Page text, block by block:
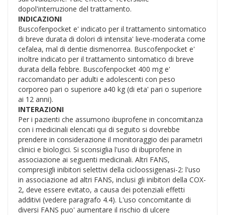
dopol'interruzione del trattamento.
INDICAZIONI
Buscofenpocket e' indicato per il trattamento sintomatico
di breve durata di dolori di intensita' lieve-moderata come
cefalea, mal di dentie dismenorrea. Buscofenpocket e'
inoltre indicato per il trattamento sintomatico di breve
durata della febbre. Buscofenpocket 400 mg e'
raccomandato per adulti e adolescenti con peso
corporeo pari o superiore a40 kg (di eta' pari o superiore
ai 12 anni).
INTERAZIONI
Per i pazienti che assumono ibuprofene in concomitanza
con i medicinali elencati qui di seguito si dovrebbe
prendere in considerazione il monitoraggio dei parametri
clinici e biologici. Si sconsiglia l'uso di ibuprofene in
associazione ai seguenti medicinali. Altri FANS,
compresigli inibitori selettivi della cicloossigenasi-2: l'uso
in associazione ad altri FANS, inclusi gli inibitori della COX-
2, deve essere evitato, a causa dei potenziali effetti
additivi (vedere paragrafo 4.4). L'uso concomitante di
diversi FANS puo' aumentare il rischio di ulcere